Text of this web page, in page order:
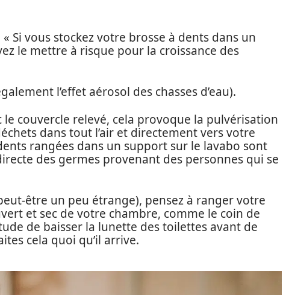
Si vous stockez votre brosse à dents dans un
le mettre à risque pour la croissance des
l’effet aérosol des chasses d’eau).
le couvercle relevé, cela provoque la pulvérisation
dans tout l’air et directement vers votre
rangées dans un support sur le lavabo sont
des germes provenant des personnes qui se
être un peu étrange), pensez à ranger votre
et sec de votre chambre, comme le coin de
de baisser la lunette des toilettes avant de
cela quoi qu’il arrive.